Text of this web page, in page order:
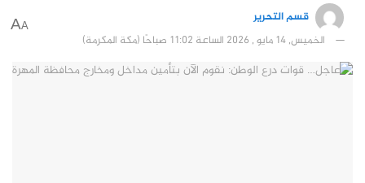
قسم التحرير
الخميس, 14 مايو , 2026 الساعة 11:02 صباحًا (مكة المكرمة)
A
A